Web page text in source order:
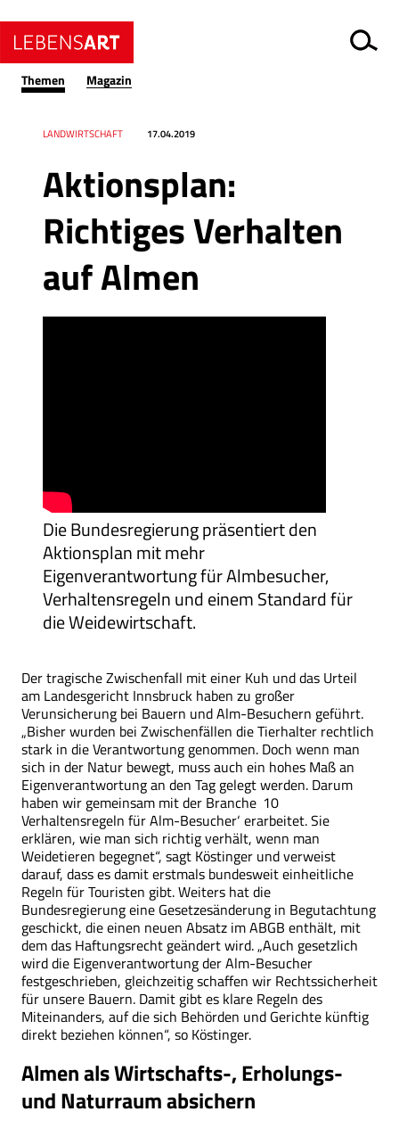
Themen Magazin
Aktionsplan:
Richtiges Verhalten
auf Almen
Die Bundesregierung präsentiert den
Aktionsplan mit mehr
Eigenverantwortung für Almbesucher,
Verhaltensregeln und einem Standard für
die Weidewirtschaft.
Datum 17.04.2019
RessortLANDWIRTSCHAFT
Der tragische Zwischenfall mit einer Kuh und das Urteil
am Landesgericht Innsbruck haben zu großer
Verunsicherung bei Bauern und Alm-Besuchern geführt.
„Bisher wurden bei Zwischenfällen die Tierhalter rechtlich
stark in die Verantwortung genommen. Doch wenn man
sich in der Natur bewegt, muss auch ein hohes Maß an
Eigenverantwortung an den Tag gelegt werden. Darum
haben wir gemeinsam mit der Branche ‚10
Verhaltensregeln für Alm-Besucher‘ erarbeitet. Sie
erklären, wie man sich richtig verhält, wenn man
Weidetieren begegnet“, sagt Köstinger und verweist
darauf, dass es damit erstmals bundesweit einheitliche
Regeln für Touristen gibt. Weiters hat die
Bundesregierung eine Gesetzesänderung in Begutachtung
geschickt, die einen neuen Absatz im ABGB enthält, mit
dem das Haftungsrecht geändert wird. „Auch gesetzlich
wird die Eigenverantwortung der Alm-Besucher
festgeschrieben, gleichzeitig schaffen wir Rechtssicherheit
für unsere Bauern. Damit gibt es klare Regeln des
Miteinanders, auf die sich Behörden und Gerichte künftig
direkt beziehen können“, so Köstinger.
Almen als Wirtschafts-, Erholungs-
und Naturraum absichern